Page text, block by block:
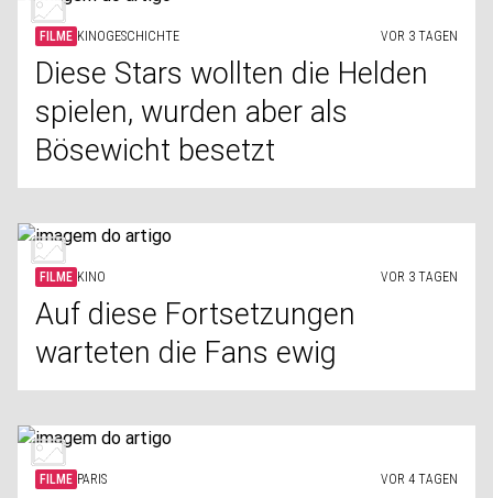
FILME KINOGESCHICHTE VOR 3 TAGEN
Diese Stars wollten die Helden
spielen, wurden aber als
Bösewicht besetzt
FILME KINO VOR 3 TAGEN
Auf diese Fortsetzungen
warteten die Fans ewig
FILME PARIS VOR 4 TAGEN